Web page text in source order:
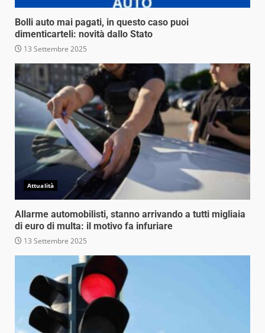
Bolli auto mai pagati, in questo caso puoi
dimenticarteli: novità dallo Stato
13 Settembre 2025
Attualità
Allarme automobilisti, stanno arrivando a tutti migliaia
di euro di multa: il motivo fa infuriare
13 Settembre 2025